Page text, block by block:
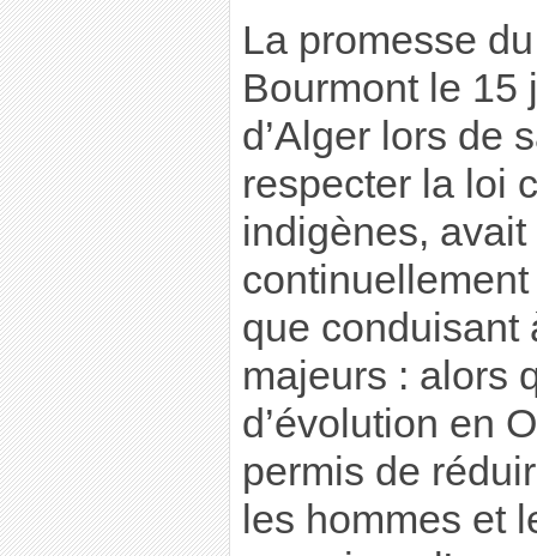
La promesse
Bourmont le 15
d’Alger lors de
respecter la loi
indigènes,
que conduisant
majeurs : alors
d’évolution en
permis de
les hommes et